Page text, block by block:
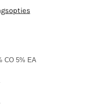
CO 5% EA